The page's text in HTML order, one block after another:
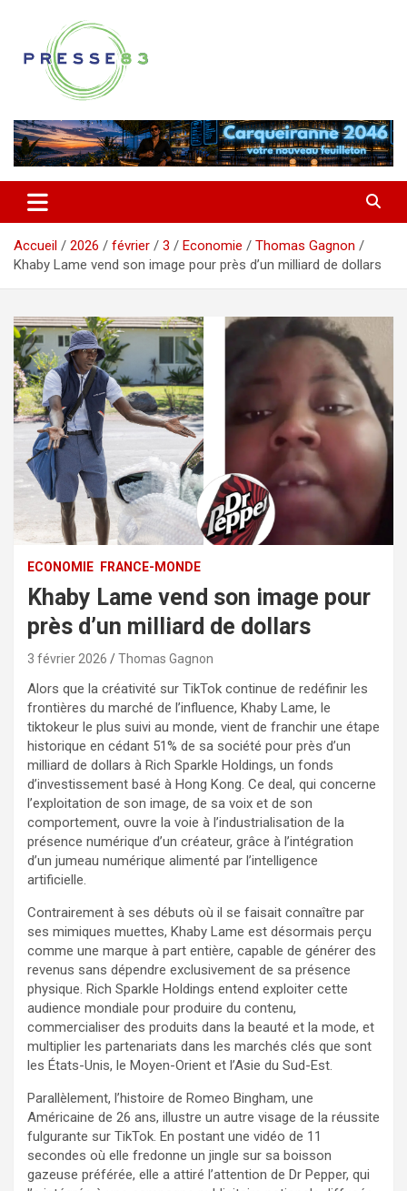
contenu
Presse 83
Accueil 2026 février 3 Economie
Thomas Gagnon
Khaby Lame vend son image pour près d’un milliard de dollars
ECONOMIE FRANCE-MONDE
Khaby Lame vend son image pour
près d’un milliard de dollars
3 février 2026 Thomas Gagnon
Alors que la créativité sur TikTok continue de redéfinir les
frontières du marché de l’influence, Khaby Lame, le
tiktokeur le plus suivi au monde, vient de franchir une étape
historique en cédant 51% de sa société pour près d’un
milliard de dollars à Rich Sparkle Holdings, un fonds
d’investissement basé à Hong Kong. Ce deal, qui concerne
l’exploitation de son image, de sa voix et de son
comportement, ouvre la voie à l’industrialisation de la
présence numérique d’un créateur, grâce à l’intégration
d’un jumeau numérique alimenté par l’intelligence
artificielle.​
Contrairement à ses débuts où il se faisait connaître par
ses mimiques muettes, Khaby Lame est désormais perçu
comme une marque à part entière, capable de générer des
revenus sans dépendre exclusivement de sa présence
physique. Rich Sparkle Holdings entend exploiter cette
audience mondiale pour produire du contenu,
commercialiser des produits dans la beauté et la mode, et
multiplier les partenariats dans les marchés clés que sont
les États-Unis, le Moyen-Orient et l’Asie du Sud-Est.​
Parallèlement, l’histoire de Romeo Bingham, une
Américaine de 26 ans, illustre un autre visage de la réussite
fulgurante sur TikTok. En postant une vidéo de 11
secondes où elle fredonne un jingle sur sa boisson
gazeuse préférée, elle a attiré l’attention de Dr Pepper, qui